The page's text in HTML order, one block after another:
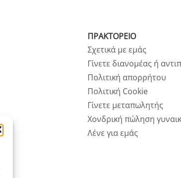
ΠΡΑΚΤΟΡΕΙΟ
Σχετικά με εμάς
Γίνετε διανομέας ή
Πολιτική απορρήτου
Πολιτική Cookie
Γίνετε μεταπωλητής
Χονδρική πώληση
Λένε για εμάς